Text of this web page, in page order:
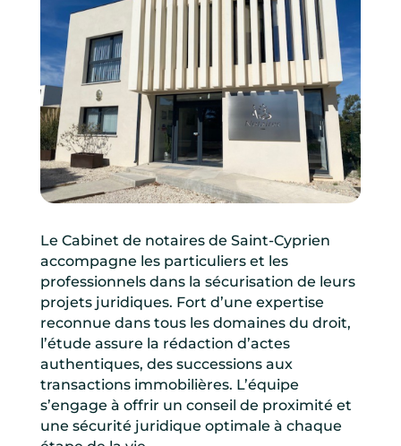
Le Cabinet de notaires de Saint-Cyprien
accompagne les particuliers et les
professionnels dans la sécurisation de leurs
projets juridiques. Fort d’une expertise
reconnue dans tous les domaines du droit,
l’étude assure la rédaction d’actes
authentiques, des successions aux
transactions immobilières. L’équipe
s’engage à offrir un conseil de proximité et
une sécurité juridique optimale à chaque